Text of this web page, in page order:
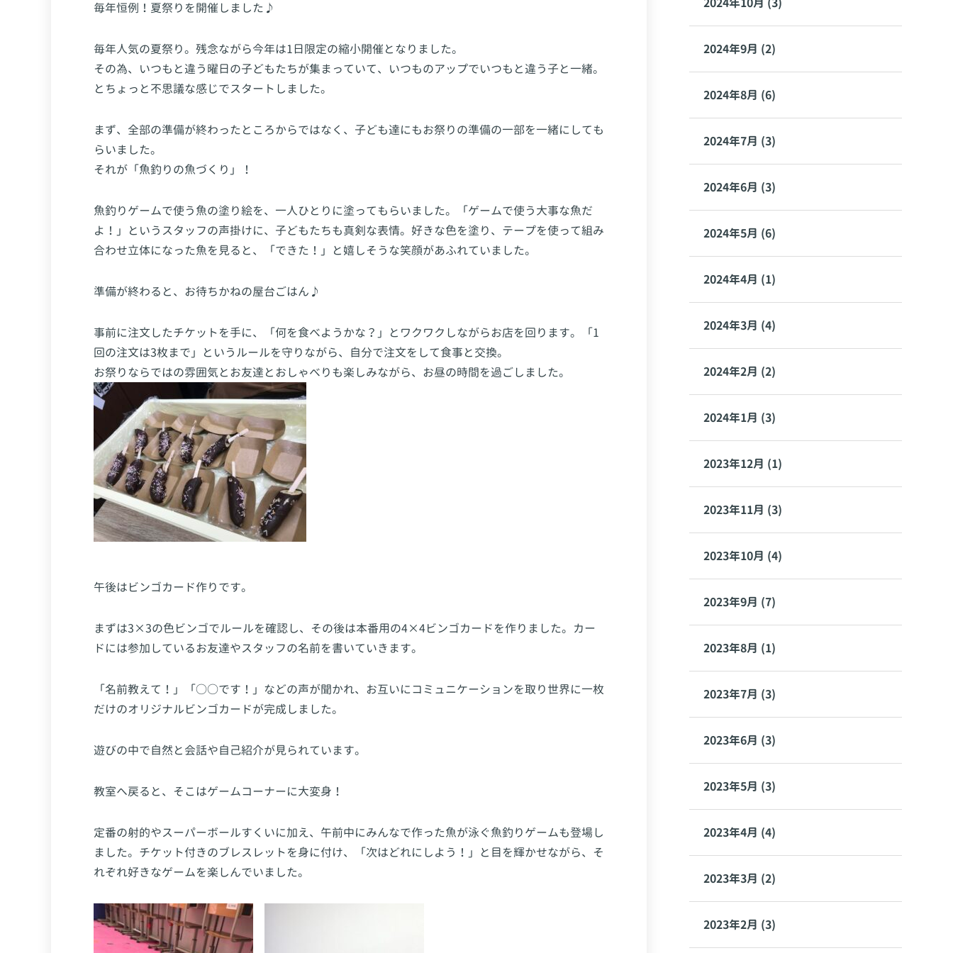
毎年恒例！夏祭りを開催しました♪
毎年人気の夏祭り。残念ながら今年は1日限定の縮小開催となりました。
その為、いつもと違う曜日の子どもたちが集まっていて、いつものアップでいつもと違う子と一緒。
とちょっと不思議な感じでスタートしました。
まず、全部の準備が終わったところからではなく、子ども達にもお祭りの準備の一部を一緒にしても
らいました。
それが「魚釣りの魚づくり」！
魚釣りゲームで使う魚の塗り絵を、一人ひとりに塗ってもらいました。「ゲームで使う大事な魚だ
よ！」というスタッフの声掛けに、子どもたちも真剣な表情。好きな色を塗り、テープを使って組み
合わせ立体になった魚を見ると、「できた！」と嬉しそうな笑顔があふれていました。
準備が終わると、お待ちかねの屋台ごはん♪
事前に注文したチケットを手に、「何を食べようかな？」とワクワクしながらお店を回ります。「1
回の注文は3枚まで」というルールを守りながら、自分で注文をして食事と交換。
お祭りならではの雰囲気とお友達とおしゃべりも楽しみながら、お昼の時間を過ごしました。
午後はビンゴカード作りです。
まずは3×3の色ビンゴでルールを確認し、その後は本番用の4×4ビンゴカードを作りました。カー
ドには参加しているお友達やスタッフの名前を書いていきます。
「名前教えて！」「○○です！」などの声が聞かれ、お互いにコミュニケーションを取り世界に一枚
だけのオリジナルビンゴカードが完成しました。
遊びの中で自然と会話や自己紹介が見られています。
教室へ戻ると、そこはゲームコーナーに大変身！
定番の射的やスーパーボールすくいに加え、午前中にみんなで作った魚が泳ぐ魚釣りゲームも登場し
ました。チケット付きのブレスレットを身に付け、「次はどれにしよう！」と目を輝かせながら、そ
れぞれ好きなゲームを楽しんでいました。
2024年9月 (2)
2024年8月 (6)
2024年7月 (3)
2024年6月 (3)
2024年5月 (6)
2024年4月 (1)
2024年3月 (4)
2024年2月 (2)
2024年1月 (3)
2023年12月 (1)
2023年11月 (3)
2023年10月 (4)
2023年9月 (7)
2023年8月 (1)
2023年7月 (3)
2023年6月 (3)
2023年5月 (3)
2023年4月 (4)
2023年3月 (2)
2023年2月 (3)